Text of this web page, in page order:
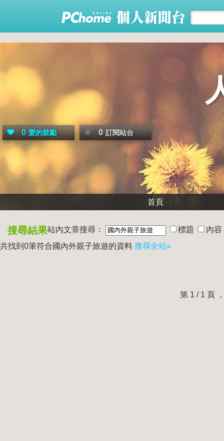
0 愛的鼓勵 0 訂閱站台
首頁
搜尋結果站內文章搜尋： 標題
內容
共找到0筆符合國內外親子旅遊的資料 搜尋全站»
第 1 / 1